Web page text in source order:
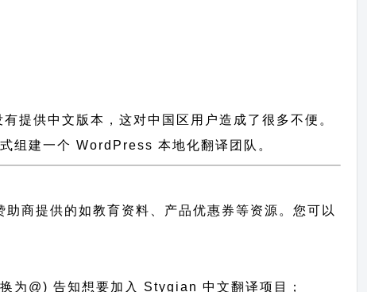
提供中文版本，这对中国区用户造成了很多不便。
组建一个 WordPress 本地化翻译团队。
商提供的如教育资料、产品优惠券等资源。您可以
为@) 告知想要加入 Stygian 中文翻译项目；